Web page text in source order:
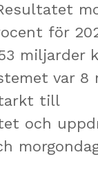
för
miljarder
var 8
till
och